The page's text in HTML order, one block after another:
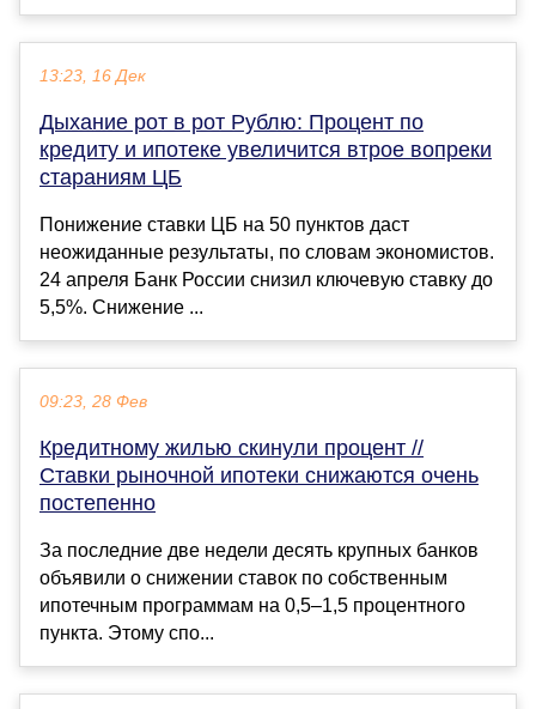
13:23, 16 Дек
Дыхание рот в рот Рублю: Процент по
кредиту и ипотеке увеличится втрое вопреки
стараниям ЦБ
Понижение ставки ЦБ на 50 пунктов даст
неожиданные результаты, по словам экономистов.
24 апреля Банк России снизил ключевую ставку до
5,5%. Снижение ...
09:23, 28 Фев
Кредитному жилью скинули процент //
Ставки рыночной ипотеки снижаются очень
постепенно
За последние две недели десять крупных банков
объявили о снижении ставок по собственным
ипотечным программам на 0,5–1,5 процентного
пункта. Этому спо...